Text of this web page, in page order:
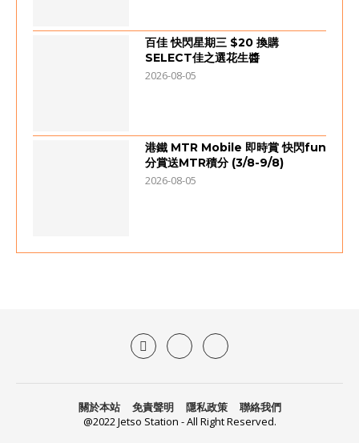
百佳 快閃星期三 $20 換購
SELECT佳之選花生醬
2026-08-05
港鐵 MTR Mobile 即時賞 快閃fun
分賞送MTR積分 (3/8-9/8)
2026-08-05
關於本站 免責聲明 隱私政策
聯絡我們
@2022 Jetso Station - All Right Reserved.